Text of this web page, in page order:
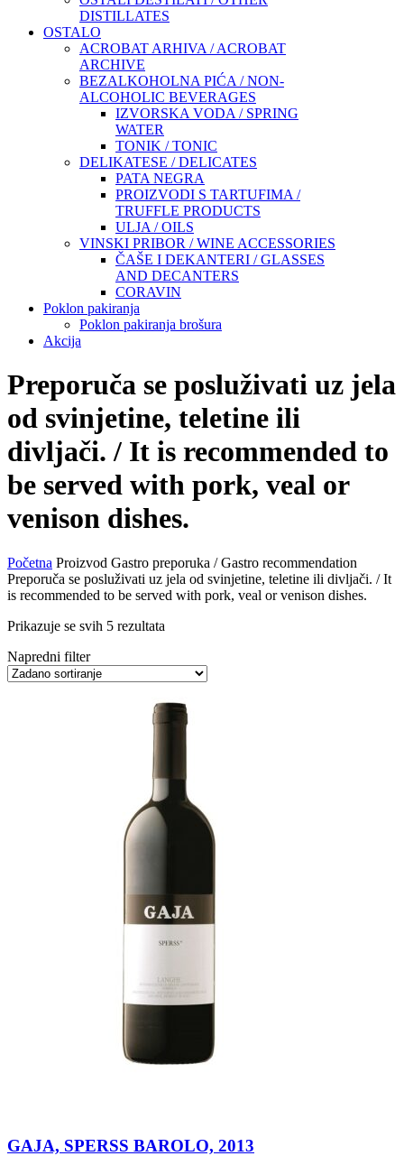
DISTILLATES
OSTALO
ACROBAT ARHIVA / ACROBAT
ARCHIVE
BEZALKOHOLNA PIĆA / NON-
ALCOHOLIC BEVERAGES
IZVORSKA VODA / SPRING
WATER
TONIK / TONIC
DELIKATESE / DELICATES
PATA NEGRA
PROIZVODI S TARTUFIMA /
TRUFFLE PRODUCTS
ULJA / OILS
VINSKI PRIBOR / WINE ACCESSORIES
ČAŠE I DEKANTERI / GLASSES
AND DECANTERS
CORAVIN
Poklon pakiranja
Poklon pakiranja brošura
Akcija
Preporuča se posluživati uz jela
od svinjetine, teletine ili
divljači. / It is recommended to
be served with pork, veal or
venison dishes.
Početna Proizvod Gastro preporuka / Gastro recommendation
Preporuča se posluživati uz jela od svinjetine, teletine ili divljači. / It
is recommended to be served with pork, veal or venison dishes.
Prikazuje se svih 5 rezultata
Napredni filter
GAJA, SPERSS BAROLO, 2013